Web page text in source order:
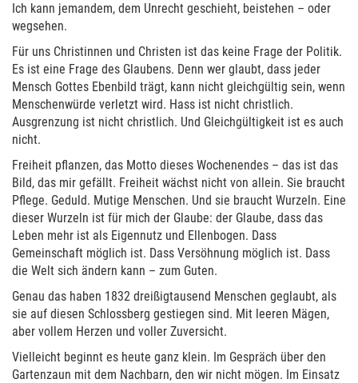
Ich kann jemandem, dem Unrecht geschieht, beistehen – oder
wegsehen.
Für uns Christinnen und Christen ist das keine Frage der Politik.
Es ist eine Frage des Glaubens. Denn wer glaubt, dass jeder
Mensch Gottes Ebenbild trägt, kann nicht gleichgültig sein, wenn
Menschenwürde verletzt wird. Hass ist nicht christlich.
Ausgrenzung ist nicht christlich. Und Gleichgültigkeit ist es auch
nicht.
Freiheit pflanzen, das Motto dieses Wochenendes – das ist das
Bild, das mir gefällt. Freiheit wächst nicht von allein. Sie braucht
Pflege. Geduld. Mutige Menschen. Und sie braucht Wurzeln. Eine
dieser Wurzeln ist für mich der Glaube: der Glaube, dass das
Leben mehr ist als Eigennutz und Ellenbogen. Dass
Gemeinschaft möglich ist. Dass Versöhnung möglich ist. Dass
die Welt sich ändern kann – zum Guten.
Genau das haben 1832 dreißigtausend Menschen geglaubt, als
sie auf diesen Schlossberg gestiegen sind. Mit leeren Mägen,
aber vollem Herzen und voller Zuversicht.
Vielleicht beginnt es heute ganz klein. Im Gespräch über den
Gartenzaun mit dem Nachbarn, den wir nicht mögen. Im Einsatz